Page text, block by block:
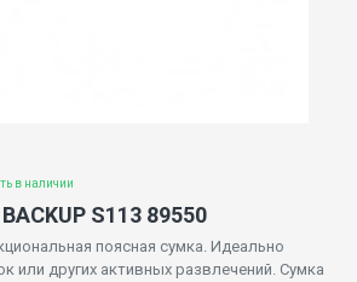
в наличии
S113 89550
поясная сумка. Идеально
или других активных развлечений. Сумка